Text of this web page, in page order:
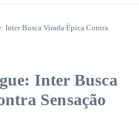
Inter Busca Virada Épica Contra
Inter Busca
Sensação